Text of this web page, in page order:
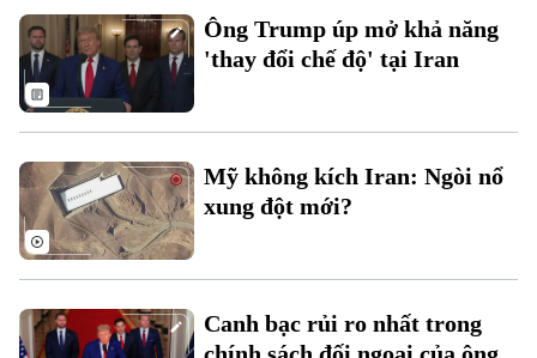
Theo dõi Hà Nội On
Ông Trump úp mở khả năng
'thay đổi chế độ' tại Iran
Mỹ không kích Iran: Ngòi nổ
xung đột mới?
Canh bạc rủi ro nhất trong
chính sách đối ngoại của ông